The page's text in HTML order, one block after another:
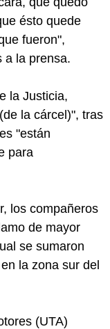
ésto quede
fueron",
a la prensa.
la Justicia,
la cárcel)", tras
"están
para
los compañeros
de mayor
se sumaron
la zona sur del
(UTA)